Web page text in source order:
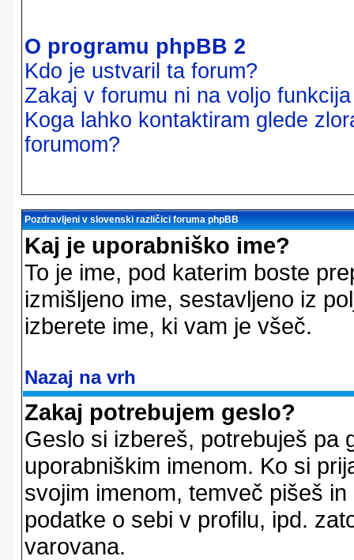
O programu phpBB 2
Kdo je ustvaril ta forum?
Zakaj v forumu ni na voljo
Koga lahko kontaktiram glede
forumom?
Pozdravljeni v slovenski različici foruma phpBB
Kaj je uporabniško ime?
To je ime, pod katerim boste
izmišljeno ime, sestavljeno iz
izberete ime, ki vam je všeč.
Nazaj na vrh
Zakaj potrebujem geslo?
Geslo si izbereš, potrebuješ pa
uporabniškim imenom. Ko si
svojim imenom, temveč pišeš
podatke o sebi v profilu, ipd.
varovana.